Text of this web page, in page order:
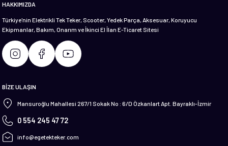
HAKKIMIZDA
Türkiye'nin Elektrikli Tek Teker, Scooter, Yedek Parça, Aksesuar, Koruyucu
Ekipmanlar, Bakım, Onarım ve İkinci El İlan E-Ticaret Sitesi
BİZE ULAŞIN
Mansuroğlu Mahallesi 267/1 Sokak No : 6/D Özkanlart Apt. Bayraklı-İzmir
0 554 245 47 72
info@egetekteker.com